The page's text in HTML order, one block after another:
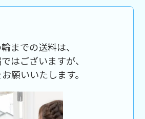
までの送料は、
はございますが、
願いいたします。